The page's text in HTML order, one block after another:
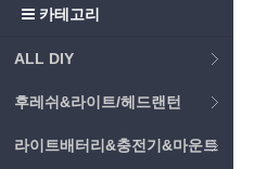
카테고리
ALL DIY
후레쉬&라이트/헤드랜턴
라이트배터리&충전기&마운트